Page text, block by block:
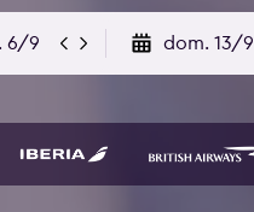
6/9 dom. 13/9